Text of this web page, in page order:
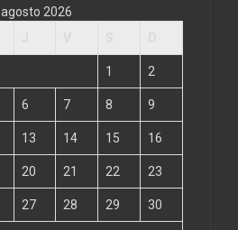
agosto 2026
1 2
6 7 8 9
13 14 15 16
20 21 22 23
27 28 29 30